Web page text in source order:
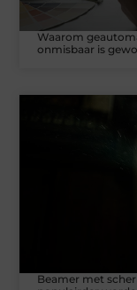
Waarom
onmisbaar is
Beamer met